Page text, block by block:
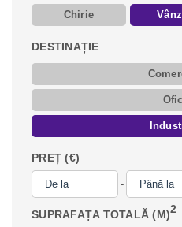
Chirie
DESTINAȚIE
PREȚ (€)
-
SUPRAFAȚA TOTALĂ (M)2